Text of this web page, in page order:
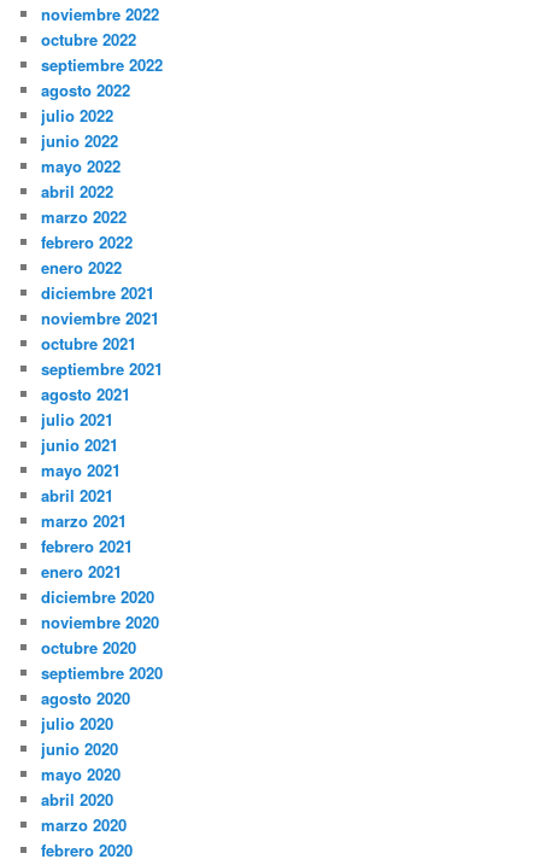
noviembre 2022
octubre 2022
septiembre 2022
agosto 2022
julio 2022
junio 2022
mayo 2022
abril 2022
marzo 2022
febrero 2022
enero 2022
diciembre 2021
noviembre 2021
octubre 2021
septiembre 2021
agosto 2021
julio 2021
junio 2021
mayo 2021
abril 2021
marzo 2021
febrero 2021
enero 2021
diciembre 2020
noviembre 2020
octubre 2020
septiembre 2020
agosto 2020
julio 2020
junio 2020
mayo 2020
abril 2020
marzo 2020
febrero 2020